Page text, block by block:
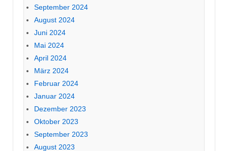
September 2024
August 2024
Juni 2024
Mai 2024
April 2024
März 2024
Februar 2024
Januar 2024
Dezember 2023
Oktober 2023
September 2023
August 2023